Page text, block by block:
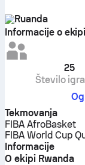
Ruanda
Informacije o ekipi
25
Število
Tekmovanja
FIBA AfroBasket
FIBA World Cup
Informacije
O ekipi Rwanda